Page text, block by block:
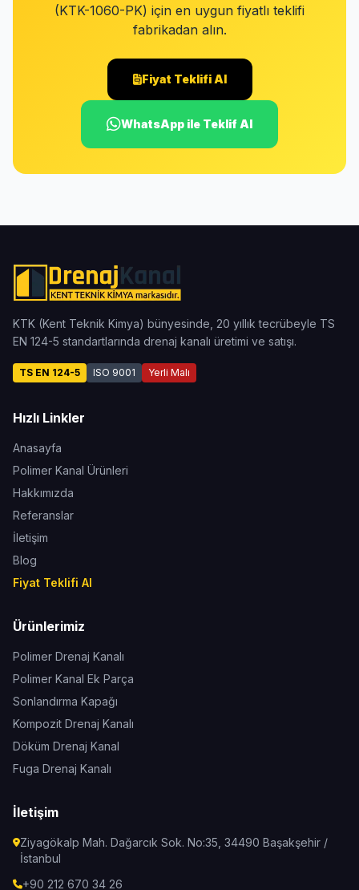
(KTK-1060-PK) için en uygun fiyatlı teklifi
fabrikadan alın.
Fiyat Teklifi Al
WhatsApp ile Teklif Al
KTK (Kent Teknik Kimya) bünyesinde, 20 yıllık tecrübeyle TS
EN 124-5 standartlarında drenaj kanalı üretimi ve satışı.
TS EN 124-5 ISO 9001 Yerli Malı
Hızlı Linkler
Anasayfa
Polimer Kanal Ürünleri
Hakkımızda
Referanslar
İletişim
Blog
Fiyat Teklifi Al
Ürünlerimiz
Polimer Drenaj Kanalı
Polimer Kanal Ek Parça
Sonlandırma Kapağı
Kompozit Drenaj Kanalı
Döküm Drenaj Kanal
Fuga Drenaj Kanalı
İletişim
Ziyagökalp Mah. Dağarcık Sok. No:35, 34490 Başakşehir /
İstanbul
+90 212 670 34 26